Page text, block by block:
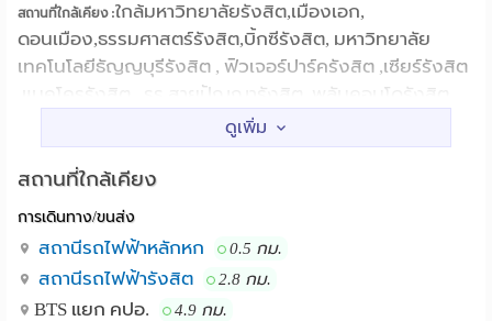
สถานที่ใกล้เคียง :ใกล้มหาวิทยาลัยรังสิต,เมืองเอก,
ดอนเมือง,ธรรมศาสตร์รังสิต,บิ้กซีรังสิต, มหาวิทยาลัย
เทคโนโลยีธัญญบุรีรังสิต , ฟิวเจอร์ปาร์ครังสิต ,เซียร์รังสิต
,แมคโครรังสิต , รร.สายปัญญารังสิต ,พลัมคอนโดรังสิต
,ร้านโชคชัยสเต็กเฮ้าส์,ตลาดสี่มุมเมือง,สนามธูปเตมีย์
สถานที่ใกล้เคียง
การเดินทาง/ขนส่ง
สถานีรถไฟฟ้าหลักหก 0.5 กม.
สถานีรถไฟฟ้ารังสิต 2.8 กม.
BTS แยก คปอ. 4.9 กม.